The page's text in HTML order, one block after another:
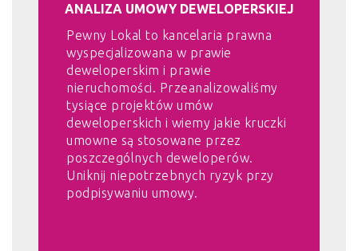
ANALIZA UMOWY DEWELOPERSKIEJ
Pewny Lokal to kancelaria prawna
wyspecjalizowana w prawie
deweloperskim i prawie
nieruchomości. Przeanalizowaliśmy
tysiące projektów umów
deweloperskich i wiemy jakie kruczki
umowne są stosowane przez
poszczególnych deweloperów.
Uniknij niepotrzebnych ryzyk przy
podpisywaniu umowy.